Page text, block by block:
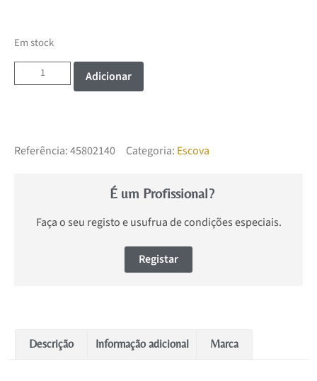
Em stock
Adicionar
Referência:45802140 Categoria: Escova
É um Profissional?
Faça o seu registo e usufrua de condições especiais.
Registar
Descrição Informação adicional Marca